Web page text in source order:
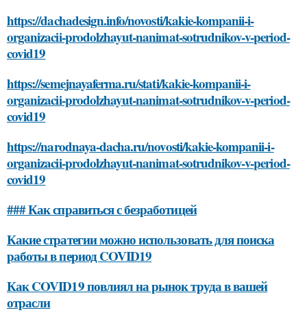
https://dachadesign.info/novosti/kakie-kompanii-i-
organizacii-prodolzhayut-nanimat-sotrudnikov-v-period-
covid19
https://semejnayaferma.ru/stati/kakie-kompanii-i-
organizacii-prodolzhayut-nanimat-sotrudnikov-v-period-
covid19
https://narodnaya-dacha.ru/novosti/kakie-kompanii-i-
organizacii-prodolzhayut-nanimat-sotrudnikov-v-period-
covid19
### Как справиться с безработицей
Какие стратегии можно использовать для поиска
работы в период COVID19
Как COVID19 повлиял на рынок труда в вашей
отрасли